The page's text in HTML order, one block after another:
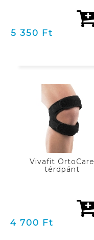
5 350 Ft
Vivafit OrtoCare
térdpánt
4 700 Ft